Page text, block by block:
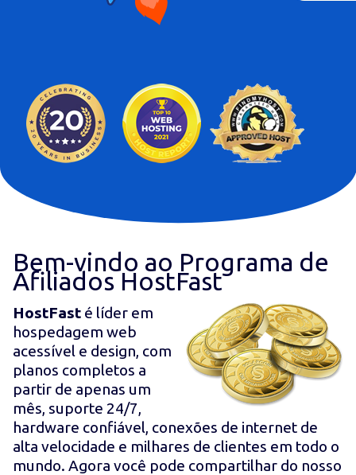
Bem-vindo ao Programa de
Afiliados HostFast
HostFast é líder em
hospedagem web
acessível e design, com
planos completos a
partir de apenas um
mês, suporte 24/7,
hardware confiável, conexões de internet de
alta velocidade e milhares de clientes em todo o
mundo. Agora você pode compartilhar do nosso